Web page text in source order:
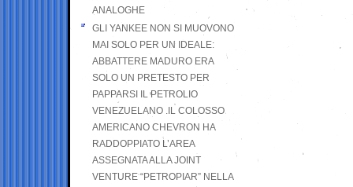
ANALOGHE
GLI YANKEE NON SI MUOVONO
MAI SOLO PER UN IDEALE:
ABBATTERE MADURO ERA
SOLO UN PRETESTO PER
PAPPARSI IL PETROLIO
VENEZUELANO .IL COLOSSO
AMERICANO CHEVRON HA
RADDOPPIATO L’AREA
ASSEGNATA ALLA JOINT
VENTURE “PETROPIAR” NELLA